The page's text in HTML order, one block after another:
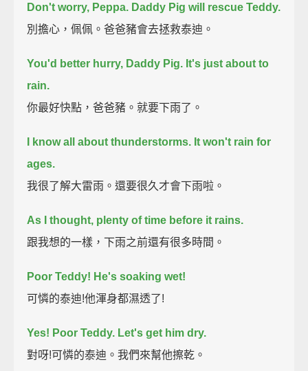
Don't worry, Peppa. Daddy Pig will rescue Teddy.
別擔心，佩佩。爸爸豬會去拯救泰迪。
You'd better hurry, Daddy Pig. It's just about to
rain.
你最好快點，爸爸豬。就要下雨了。
I know all about thunderstorms. It won't rain for
ages.
我很了解大雷雨。還要很久才會下雨啦。
As I thought, plenty of time before it rains.
跟我想的一樣，下雨之前還有很多時間。
Poor Teddy! He's soaking wet!
可憐的泰迪!他渾身都濕透了!
Yes! Poor Teddy. Let's get him dry.
對呀!可憐的泰迪。我們來幫他擦乾。